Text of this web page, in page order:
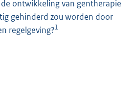
ontwikkeling van gentherapie
gehinderd zou worden door
regelgeving?1